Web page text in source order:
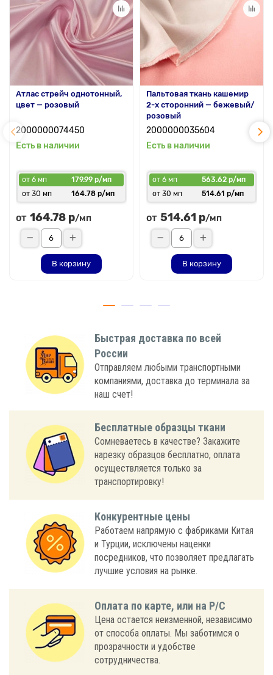
Атлас стрейч однотонный,
цвет — розовый
2000000074450
Есть в наличии
от 6 мп
179.99 р/мп
от 30 мп
164.78 р/мп
от 164.78 р/мп
В корзину
Пальтовая ткань кашемир
2-х сторонний — бежевый/
розовый
2000000035604
Есть в наличии
от 6 мп
563.62 р/мп
от 30 мп
514.61 р/мп
от 514.61 р/мп
В корзину
Быстрая доставка по всей
России
Отправляем любыми транспортными
компаниями, доставка до терминала за
наш счет!
Бесплатные образцы ткани
Сомневаетесь в качестве? Закажите
нарезку образцов бесплатно, оплата
осуществляется только за
транспортировку!
Конкурентные цены
Работаем напрямую с фабриками Китая
и Турции, исключены наценки
посредников, что позволяет предлагать
лучшие условия на рынке.
Оплата по карте, или на Р/С
Цена остается неизменной, независимо
от способа оплаты. Мы заботимся о
прозрачности и удобстве
сотрудничества.